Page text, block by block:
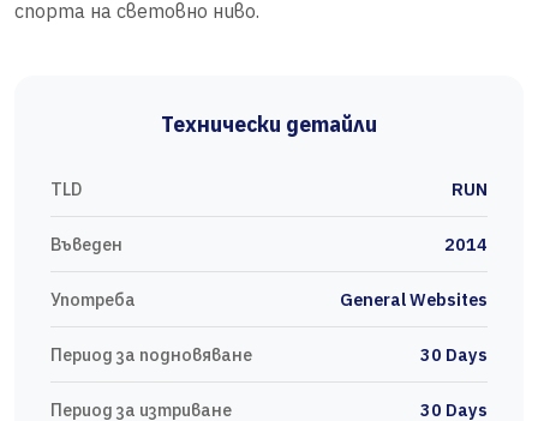
спорта на световно ниво.
Технически детайли
TLD RUN
Въведен 2014
Употреба General Websites
Период за подновяване 30 Days
Период за изтриване 30 Days